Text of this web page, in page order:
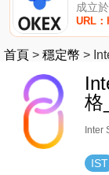
成立
URL
首頁 > 穩定幣 >
格
Inter
IST